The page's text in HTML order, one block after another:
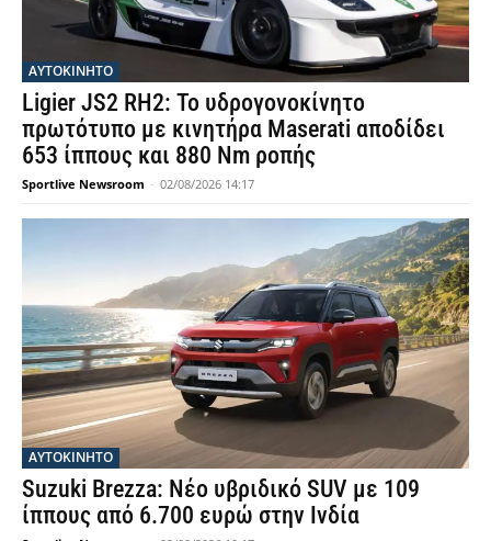
ΑΥΤΟΚΙΝΗΤΟ
Ligier JS2 RH2: Το υδρογονοκίνητο
πρωτότυπο με κινητήρα Maserati αποδίδει
653 ίππους και 880 Nm ροπής
Sportlive Newsroom - 02/08/2026 14:17
ΑΥΤΟΚΙΝΗΤΟ
Suzuki Brezza: Νέο υβριδικό SUV με 109
ίππους από 6.700 ευρώ στην Ινδία